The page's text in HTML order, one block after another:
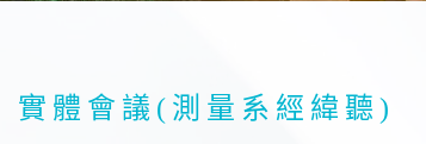
實體會議(測量系經緯聽)